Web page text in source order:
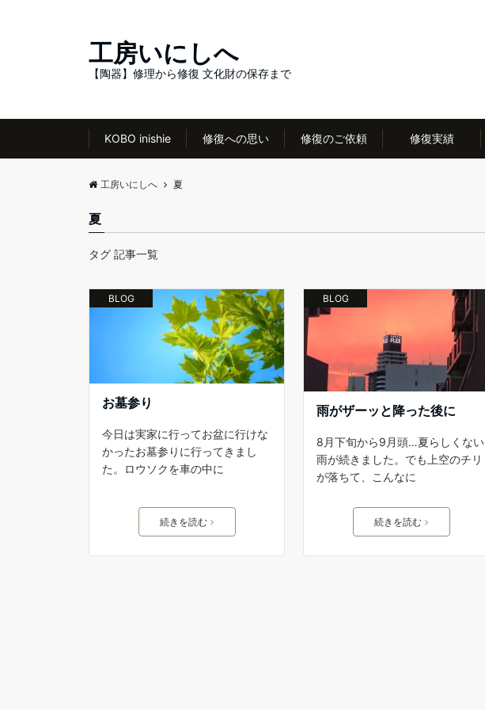
工房いにしへ
【陶器】修理から修復 文化財の保存まで
KOBO inishie 修復への思い 修復のご依頼 修復実績
工房いにしへ 夏
夏
タグ 記事一覧
BLOG
‪お墓参り
今日は実家に行ってお盆に行けな
かったお墓参りに行ってきまし
た。ロウソクを車の中に
続きを読む
BLOG
雨がザーッと降った後に
8月下旬から9月頭…夏らしくない
雨が続きました。でも上空のチリ
が落ちて、こんなに
続きを読む